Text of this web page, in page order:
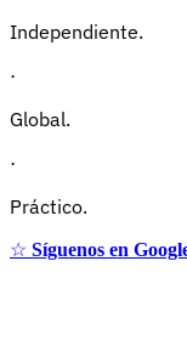
Independiente.
·
Global.
·
Práctico.
☆ Síguenos en